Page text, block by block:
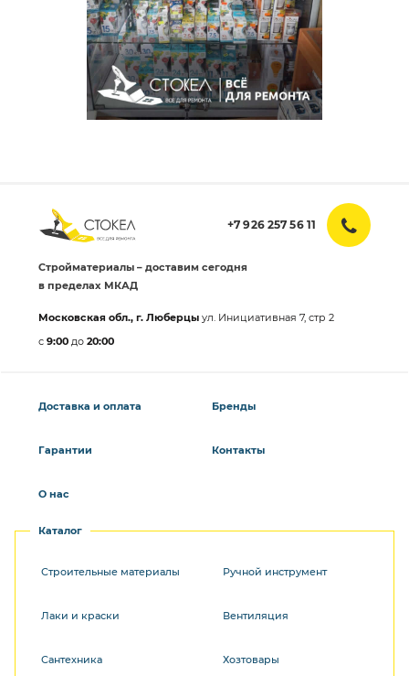
+7 926 257 56 11
Стройматериалы – доставим сегодня
в пределах МКАД
Московская обл., г. Люберцы ул. Инициативная 7, стр 2
с 9:00 до 20:00
Доставка и оплата
Гарантии
О нас
Бренды
Контакты
Каталог
Строительные материалы
Лаки и краски
Сантехника
Ручной инструмент
Вентиляция
Хозтовары